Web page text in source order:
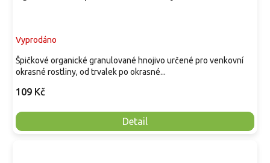
Vyprodáno
109 Kč
Detail
Špičkové organické granulované hnojivo určené pro venkovní
okrasné rostliny, od trvalek po okrasné...